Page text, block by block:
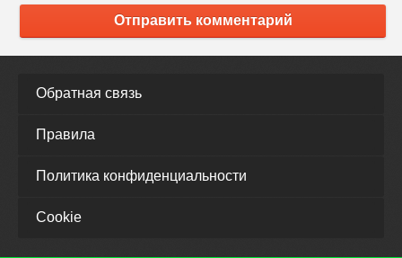
Отправить комментарий
Обратная связь
Правила
Политика конфиденциальности
Cookie